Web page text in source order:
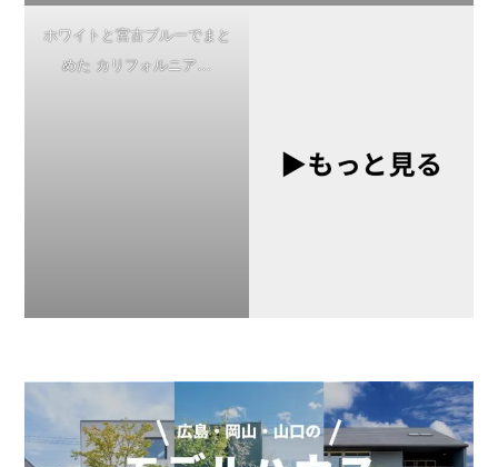
ホワイトと宮古ブルーでまと
めた カリフォルニア…